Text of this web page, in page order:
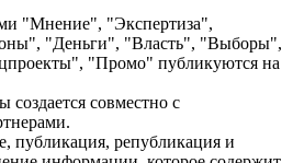
"Мнение", "Экспертиза",
"Деньги", "Власть", "Выборы",
"Промо" публикуются на
создается совместно с
публикация, републикация и